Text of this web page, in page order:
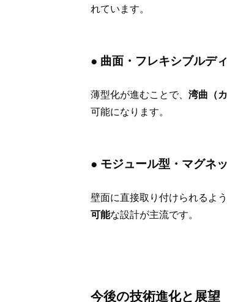
れています。
● 曲面・フレキシブルデ
薄型化が進むことで、 湾曲（
可能になります。
● モジュール型・マグネ
壁面に直接取り付けられるよう
可能な設計が主流です。
今後の技術進化と展望